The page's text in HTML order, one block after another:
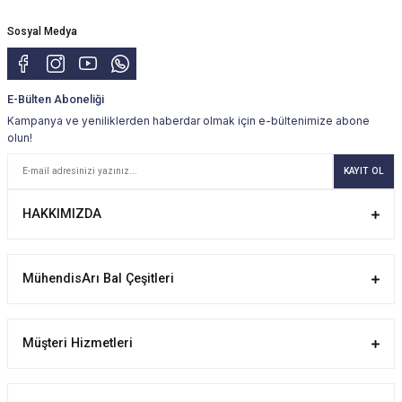
Sosyal Medya
E-Bülten Aboneliği
Kampanya ve yeniliklerden haberdar olmak için e-bültenimize abone
olun!
KAYIT OL
HAKKIMIZDA
MühendisArı Bal Çeşitleri
Müşteri Hizmetleri